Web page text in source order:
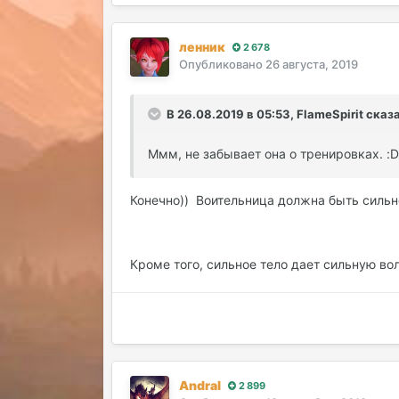
ленник 2 678
Опубликовано 26 августа, 2019
В 26.08.2019 в 05:53, FlameSpirit
Ммм, не забывает она о тренировках.
Конечно)) Воительница должна быть
Кроме того, сильное тело дает сильную
Andral 2 899